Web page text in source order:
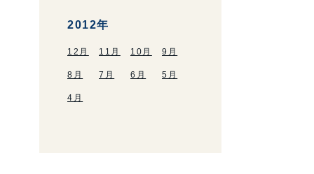
2012年
12月 11月 10月 9月
8月 7月 6月 5月
4月